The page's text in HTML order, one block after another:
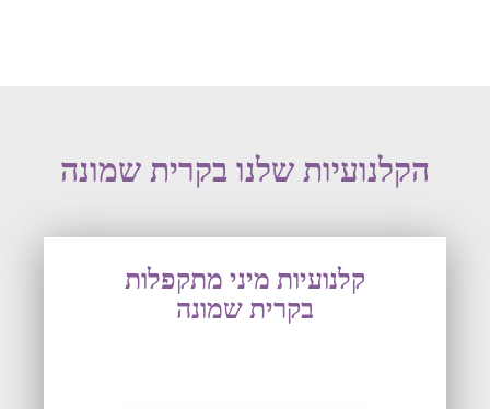
הקלנועיות שלנו בקרית שמונה
קלנועיות מיני מתקפלות
בקרית שמונה